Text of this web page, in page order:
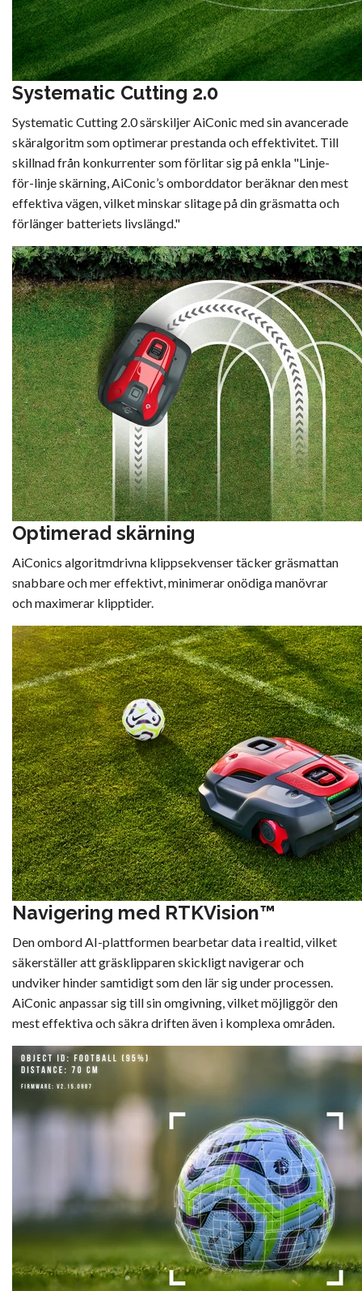
Systematic Cutting 2.0
Systematic Cutting 2.0 särskiljer AiConic med sin avancerade
skäralgoritm som optimerar prestanda och effektivitet. Till
skillnad från konkurrenter som förlitar sig på enkla "Linje-
för-linje skärning, AiConic’s omborddator beräknar den mest
effektiva vägen, vilket minskar slitage på din gräsmatta och
förlänger batteriets livslängd."
Optimerad skärning
AiConics algoritmdrivna klippsekvenser täcker gräsmattan
snabbare och mer effektivt, minimerar onödiga manövrar
och maximerar klipptider.
Navigering med RTKVision™
Den ombord AI-plattformen bearbetar data i realtid, vilket
säkerställer att gräsklipparen skickligt navigerar och
undviker hinder samtidigt som den lär sig under processen.
AiConic anpassar sig till sin omgivning, vilket möjliggör den
mest effektiva och säkra driften även i komplexa områden.